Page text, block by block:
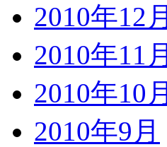
2010年12月
2010年11月
2010年10月
2010年9月